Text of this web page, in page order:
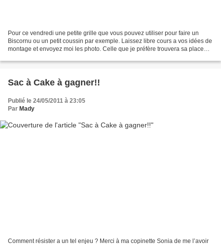
Pour ce vendredi une petite grille que vous pouvez utiliser pour faire un
Biscornu ou un petit coussin par exemple. Laissez libre cours a vos idées de
montage et envoyez moi les photo. Celle que je préfère trouvera sa place
Sac à Cake à gagner!!
Publié le 24/05/2011 à 23:05
Par Mady
Comment résister a un tel enjeu ? Merci à ma copinette Sonia de me l’avoir